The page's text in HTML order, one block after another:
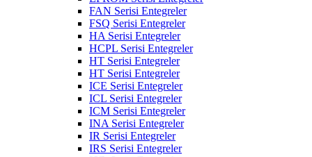
FAN Serisi Entegreler
FSQ Serisi Entegreler
HA Serisi Entegreler
HCPL Serisi Entegreler
HT Serisi Entegreler
HT Serisi Entegreler
ICE Serisi Entegreler
ICL Serisi Entegreler
ICM Serisi Entegreler
INA Serisi Entegreler
IR Serisi Entegreler
IRS Serisi Entegreler